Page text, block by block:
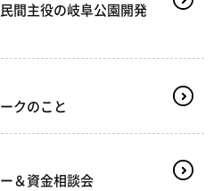
間主役の岐阜公園開発
クのこと
＆資金相談会